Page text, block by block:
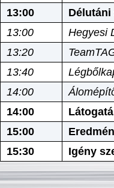
13:00
13:00
Hegyesi
13:20
13:40
14:00
14:00
15:00
15:30
Igény